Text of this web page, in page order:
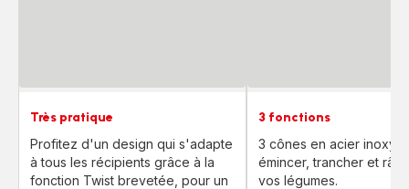
Très pratique
Profitez d'un design qui s'adapte
à tous les récipients grâce à la
fonction Twist brevetée, pour un
3 fonctions
3 cônes en acier
émincer, trancher et
vos légumes.